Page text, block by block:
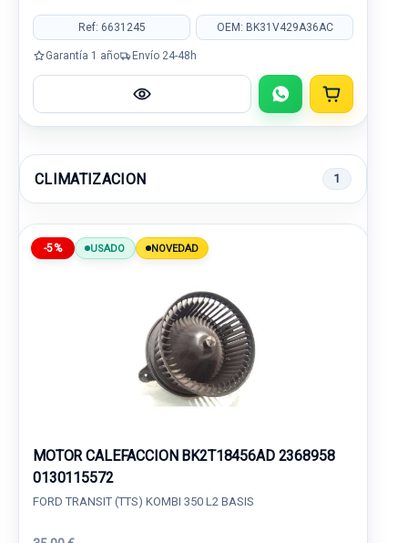
Ref: 6631245 OEM: BK31V429A36AC
Garantía 1 año Envío 24-48h
CLIMATIZACION 1
-5% USADO NOVEDAD
MOTOR CALEFACCION BK2T18456AD 2368958
0130115572
FORD TRANSIT (TTS) KOMBI 350 L2 BASIS